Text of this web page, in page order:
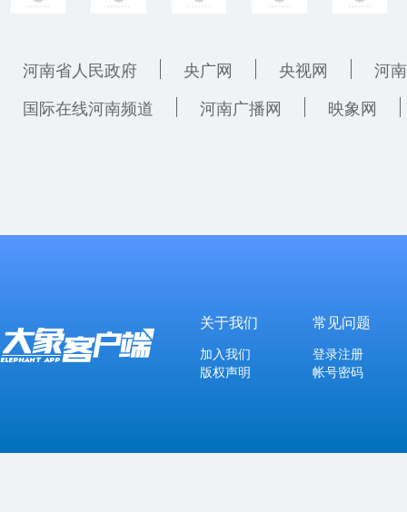
河南省人民政府 央广网 央视网
河
国际在线河南频道
河南广播网 映象网
关于我们
加入我们
版权声明
常见问题
登录注册
帐号密码